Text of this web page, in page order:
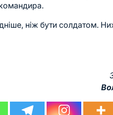
ніж бути солдатом.